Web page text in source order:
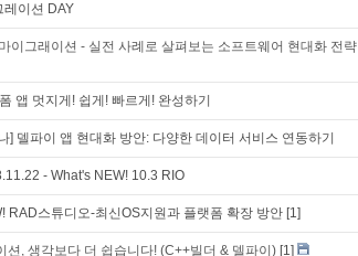
레이션 DAY
이그래이션 - 실전 사례로 살펴보는 소프트웨어 현대화 전략
앱 멋지게! 쉽게! 빠르게! 완성하기
] 델파이 앱 현대화 방안: 다양한 데이터 서비스 연동하기
- What's NEW! 10.3 RIO
RAD스튜디오-최신OS지원과 플랫폼 확장 방안 [1]
션, 생각보다 더 쉽습니다! (C++빌더 & 델파이) [1]